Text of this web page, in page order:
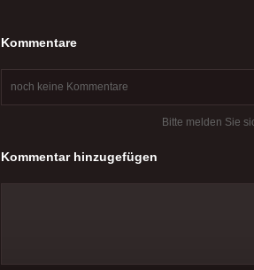
Kommentare
noch keine Kommentare
Bitte melden Sie
Kommentar hinzugefügen